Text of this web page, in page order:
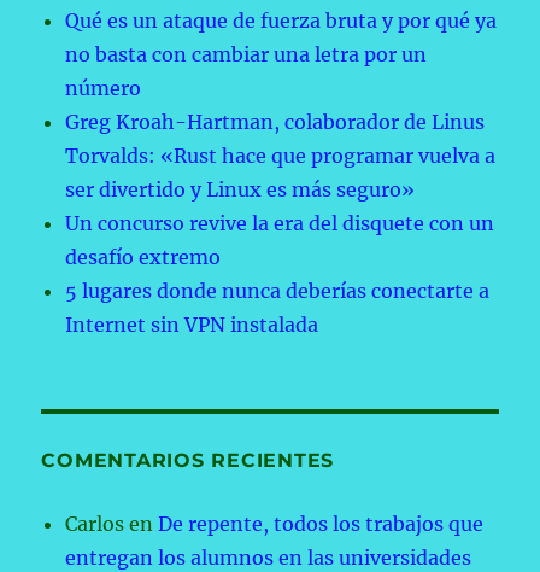
Qué es un ataque de fuerza bruta y por qué ya
no basta con cambiar una letra por un
número
Greg Kroah-Hartman, colaborador de Linus
Torvalds: «Rust hace que programar vuelva a
ser divertido y Linux es más seguro»
Un concurso revive la era del disquete con un
desafío extremo
5 lugares donde nunca deberías conectarte a
Internet sin VPN instalada
COMENTARIOS RECIENTES
Carlos enDe repente, todos los trabajos que
entregan los alumnos en las universidades